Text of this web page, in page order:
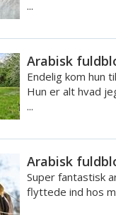
...
Arabisk
Endelig kom hun
Hun er alt hvad
...
Arabisk
Super fantastisk
flyttede ind hos